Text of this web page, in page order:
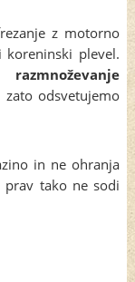
z motorno
plevel.
zato odsvetujemo
in ne ohranja
prav tako ne sodi